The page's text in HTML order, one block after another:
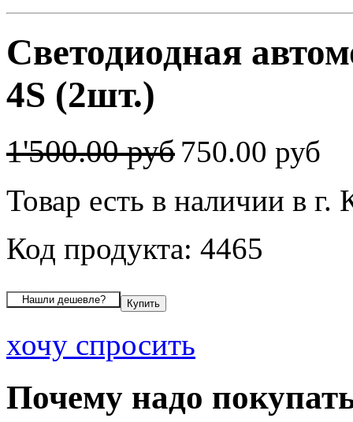
Светодиодная
4S (2шт.)
1'500.00 руб 750.00 руб
Товар есть в наличии в г.
Код продукта: 4465
хочу спросить
Почему надо